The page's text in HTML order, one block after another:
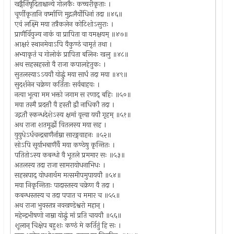
खड्गैर्निषूदिताश्चान्ये गोलकैः कच्चरीकृताः ।
चूर्णीकृतानि वर्ष्माणि मुद्गलैर्योधिनां तदा ॥४६॥
एवं लक्ष्मि मया तत्रैकलेन कोटिशोऽसुराः ।
प्राणैर्वियुज्य नाकं वा प्रापिता वा यमक्षयम् ॥४७॥
आक्षरं स्थानमेवाऽपि वैकुण्ठं चामृतं तथा ।
अभ्याकृतं च गोलोकं प्रापिता बलिनः खलु ॥४८॥
अथ सहस्रहस्तो वै राजा कपालहेतुकः ।
सुतलस्याऽऽययौ योद्धुं मया सार्धं तदा मया ॥४९॥
सुदर्शनेन चक्रेण कर्तिताः सर्वबाहवः ।
नत्वा भूत्वा मम भक्तो जगाम स रणाद् बहिः ॥५०॥
मया तस्मै प्रदत्तौ वै हस्तौ द्वौ नाधिकौ तदा ।
उद्गतौ स्कन्धदेशेऽस्य क्षमां वृत्त्वा ययौ गृहम् ॥५१॥
अथ राजा शतमूर्द्धो वितलस्य मया सह ।
युयुधेऽर्धचन्द्रबाणैर्नाम्ना सारङ्गवाहनः ॥५२॥
सोऽपि सूर्याभबाणैर्वै मया कण्ठेषु कृन्तितः ।
पतितोऽस्य कबन्धो वै भूतले प्रममार सः ॥५३॥
अतलस्य तदा राजा सामरायोधनाभिधः ।
सहस्रपाद् योधनार्थम मत्समीपमुपाययौ ॥५४॥
मया निकृन्तिताः पादास्तस्य चक्रेण वै तदा ।
कबन्धस्तस्य च तदा पपात च ममार च ॥५५॥
अथ राजा भुवस्तत्र नवखण्डेश्वरो महान् ।
महेन्द्रभीषणो नाम्ना योद्धुं मां प्रति चाययौ ॥५६॥
शूलान् चिक्षेप बहुशः कण्ठं मे कर्तितुं हि सः ।